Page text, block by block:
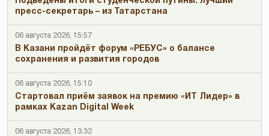
пресс-секретарь – из Татарстана
06 августа 2026, 15:57
В Казани пройдёт форум «РЕБУС» о балансе
сохранения и развития городов
06 августа 2026, 15:10
Стартовал приём заявок на премию «ИТ Лидер» в
рамках Kazan Digital Week
06 августа 2026, 13:32